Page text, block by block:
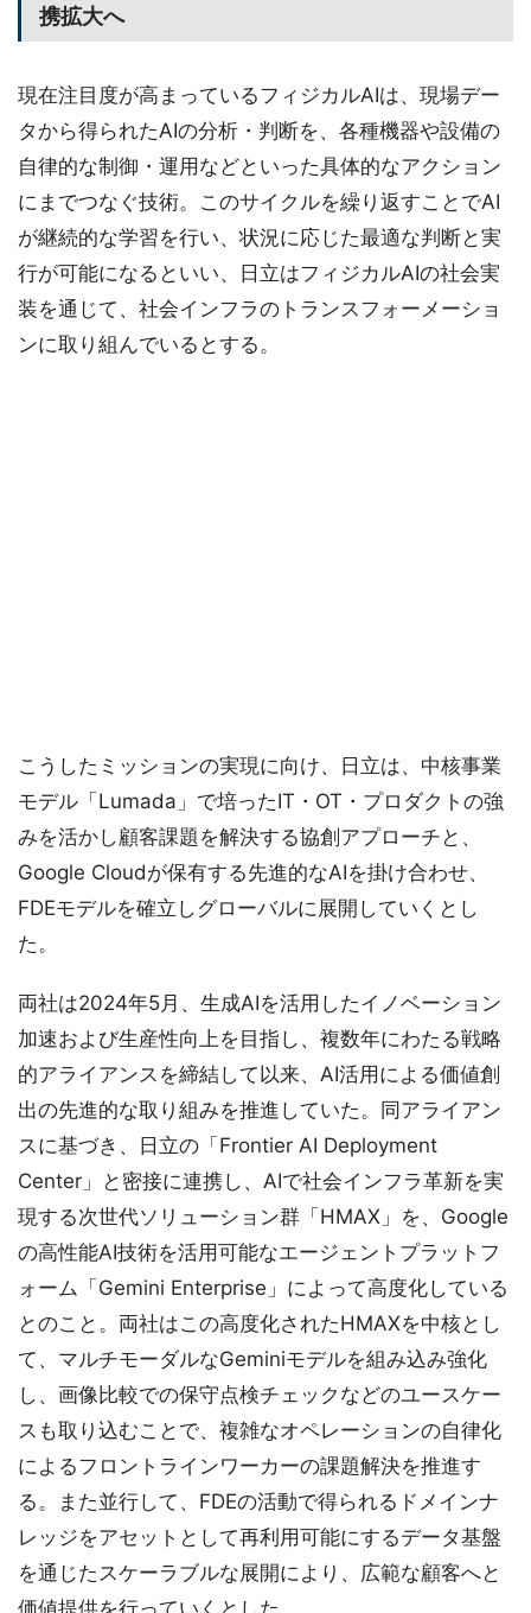
携拡大へ
現在注目度が高まっているフィジカルAIは、現場デー
タから得られたAIの分析・判断を、各種機器や設備の
自律的な制御・運用などといった具体的なアクション
にまでつなぐ技術。このサイクルを繰り返すことでAI
が継続的な学習を行い、状況に応じた最適な判断と実
行が可能になるといい、日立はフィジカルAIの社会実
装を通じて、社会インフラのトランスフォーメーショ
ンに取り組んでいるとする。
こうしたミッションの実現に向け、日立は、中核事業
モデル「Lumada」で培ったIT・OT・プロダクトの強
みを活かし顧客課題を解決する協創アプローチと、
Google Cloudが保有する先進的なAIを掛け合わせ、
FDEモデルを確立しグローバルに展開していくとし
た。
両社は2024年5月、生成AIを活用したイノベーション
加速および生産性向上を目指し、複数年にわたる戦略
的アライアンスを締結して以来、AI活用による価値創
出の先進的な取り組みを推進していた。同アライアン
スに基づき、日立の「Frontier AI Deployment
Center」と密接に連携し、AIで社会インフラ革新を実
現する次世代ソリューション群「HMAX」を、Google
の高性能AI技術を活用可能なエージェントプラットフ
ォーム「Gemini Enterprise」によって高度化している
とのこと。両社はこの高度化されたHMAXを中核とし
て、マルチモーダルなGeminiモデルを組み込み強化
し、画像比較での保守点検チェックなどのユースケー
スも取り込むことで、複雑なオペレーションの自律化
によるフロントラインワーカーの課題解決を推進す
る。また並行して、FDEの活動で得られるドメインナ
レッジをアセットとして再利用可能にするデータ基盤
を通じたスケーラブルな展開により、広範な顧客へと
価値提供を行っていくとした。